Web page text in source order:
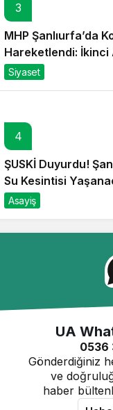
3
MHP Şanlıurfa’da
Hareketlendi: İkinci
Siyaset
4
ŞUSKİ Duyurdu!
Su Kesintisi
Asayiş
UA
0536
Gönderdiğiniz
ve
haber